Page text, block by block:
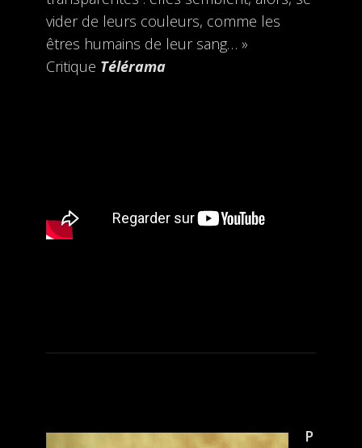
vider de leurs couleurs, comme les
êtres humains de leur sang… »
Critique Télérama
P